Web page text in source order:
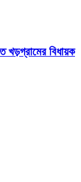
খড়গ্রামের বিধায়ক